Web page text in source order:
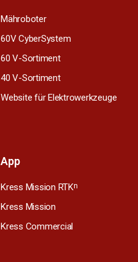
Mähroboter
60V CyberSystem
60 V-Sortiment
40 V-Sortiment
Website für Elektrowerkzeuge
App
Kress Mission RTKn
Kress Mission
Kress Commercial